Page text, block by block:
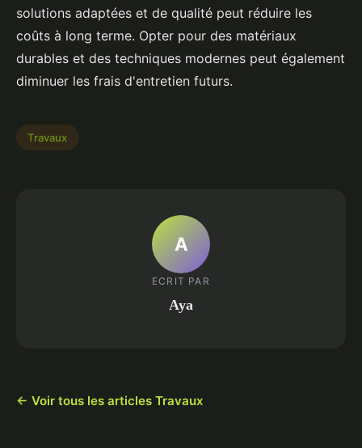
solutions adaptées et de qualité peut réduire les
coûts à long terme. Opter pour des matériaux
durables et des techniques modernes peut également
diminuer les frais d'entretien futurs.
Travaux
A
ECRIT PAR
Aya
← Voir tous les articles Travaux